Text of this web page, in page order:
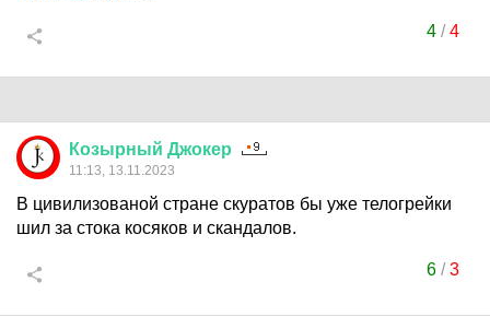
4/4
Козырный Джокер
11:13, 13.11.2023
В цивилизованой стране скуратов бы уже телогрейки
шил за стока косяков и скандалов.
6/3